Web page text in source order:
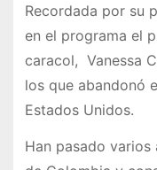
Recordada por su
en el programa el
caracol, Vanessa
los que abandonó
Estados Unidos.
Han pasado varios